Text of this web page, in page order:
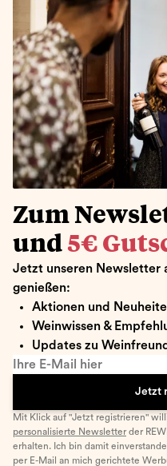
Zum
und 5€
Jetzt unseren Newsletter
genießen:
Aktionen und
Weinwissen &
Updates zu
Ihre E-Mail hier
Jetzt
Mit Klick auf "Jetzt registrieren"
personalisierte Newsletter der
erhalten. Ich bin damit
per E-Mail an mich gerichtete